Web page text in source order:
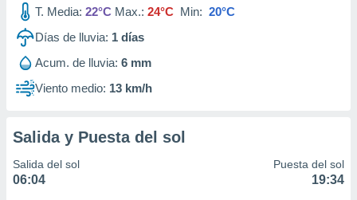
publicidad
de
1199
T. Media: 22°C Max.: 24°C Min: 20°C
Días de lluvia: 1 días
Acum. de lluvia: 6 mm
Viento medio: 13 km/h
Salida y Puesta del sol
Salida del sol
06:04
Puesta del sol
19:34